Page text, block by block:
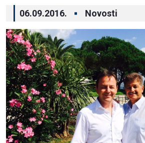
06.09.2016. Novosti